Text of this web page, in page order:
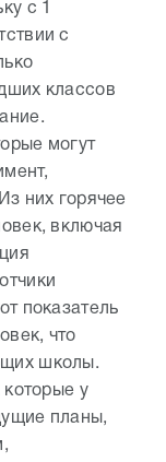
с 1
с
классов
могут
них горячее
включая
показатель
что
школы.
у
планы,